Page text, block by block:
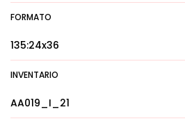
FORMATO
135:24x36
INVENTARIO
AA019_I_21